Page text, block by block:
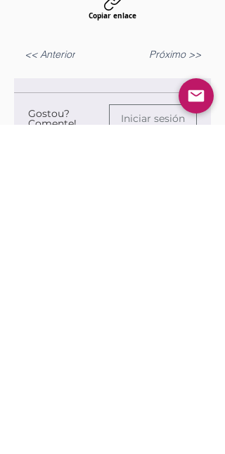
Copiar enlace
<< Anterior Próximo >>
Gostou?
Comente! Iniciar sesión